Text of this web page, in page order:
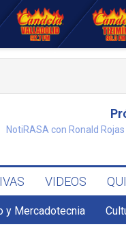
NotiRASA con Ronald
VIDEOS
y Mercadotecnia